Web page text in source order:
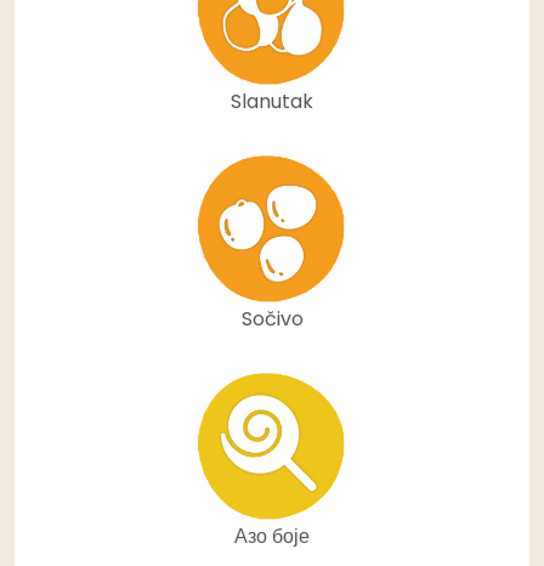
Slanutak
Sočivo
Азо боје